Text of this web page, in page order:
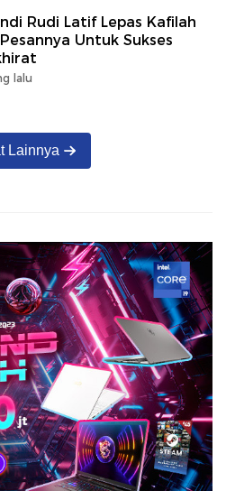
Rudi Latif Lepas Kafilah
Untuk Sukses
lalu
Lainnya